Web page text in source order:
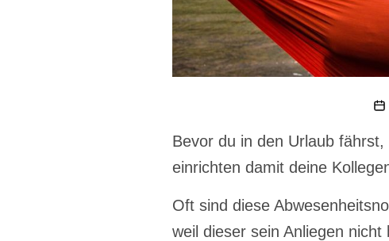
Bevor du in den Urlaub
einrichten damit deine
Oft sind diese
weil dieser sein Anliegen